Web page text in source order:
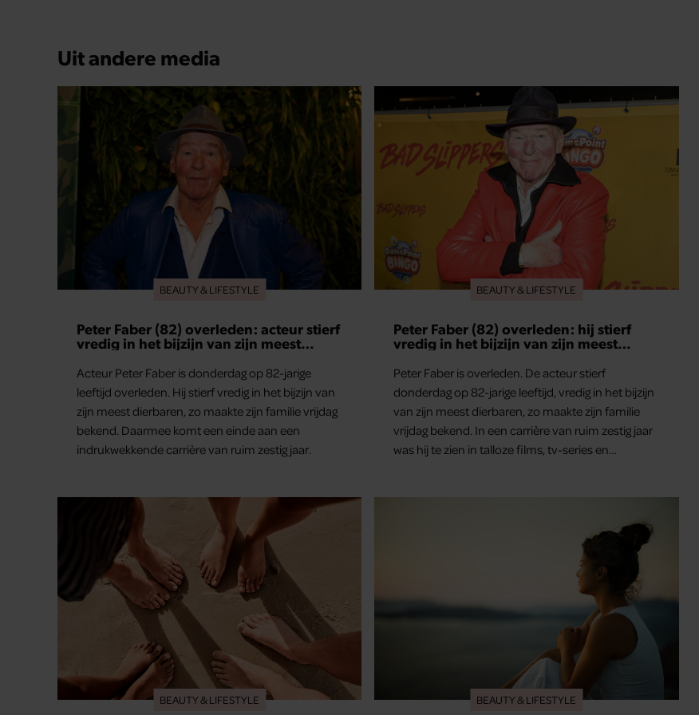
Uit andere media
BEAUTY & LIFESTYLE
Peter Faber (82) overleden: acteur stierf
vredig in het bijzijn van zijn meest
Acteur Peter Faber is donderdag op 82-jarige
leeftijd overleden. Hij stierf vredig in het bijzijn van
zijn meest dierbaren, zo maakte zijn familie vrijdag
bekend. Daarmee komt een einde aan een
indrukwekkende carrière van ruim zestig jaar.
BEAUTY & LIFESTYLE
Peter Faber (82) overleden: hij stierf
vredig in het bijzijn van zijn meest
Peter Faber is overleden. De acteur stierf
donderdag op 82-jarige leeftijd, vredig in het bijzijn
van zijn meest dierbaren, zo maakte zijn familie
vrijdag bekend. In een carrière van ruim zestig jaar
was hij te zien in talloze films, tv-series en
BEAUTY & LIFESTYLE BEAUTY & LIFESTYLE